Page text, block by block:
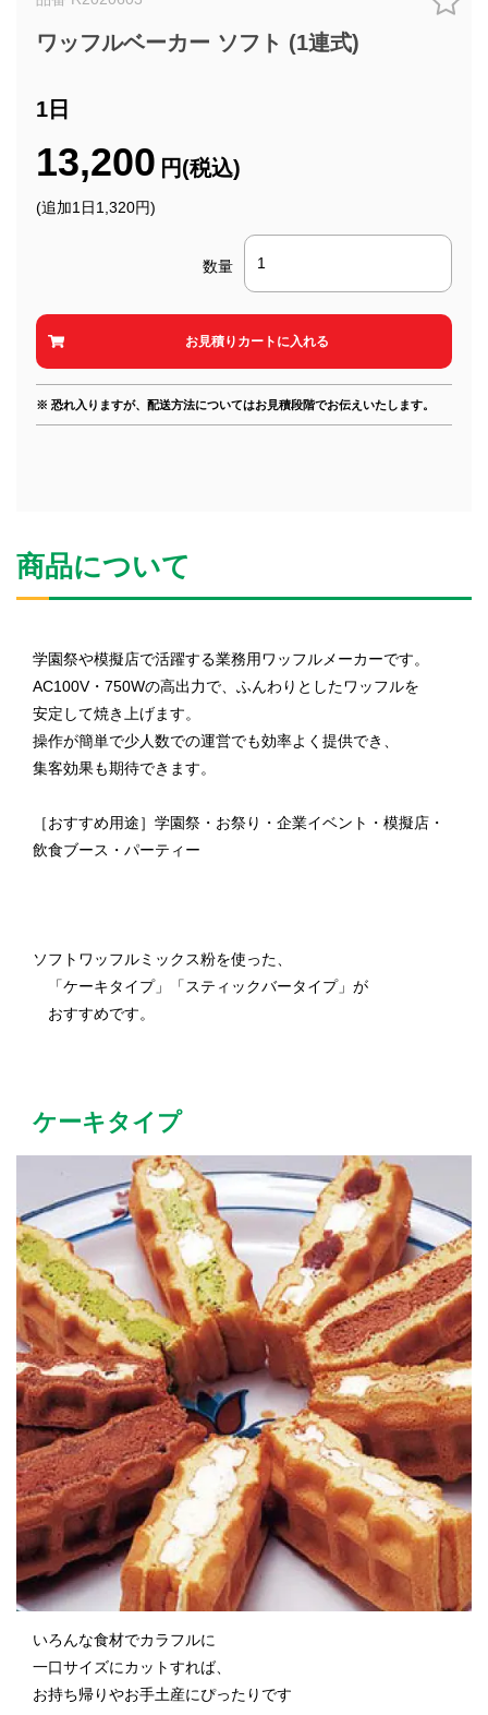
ワッフルベーカー ソフト (1連式)
1日
13,200 円(税込)
(追加1日1,320円)
数量
※ 恐れ入りますが、配送方法についてはお見積段階でお伝えいたします。
商品について
学園祭や模擬店で活躍する業務用ワッフルメーカーです。
AC100V・750Wの高出力で、ふんわりとしたワッフルを
安定して焼き上げます。
操作が簡単で少人数での運営でも効率よく提供でき、
集客効果も期待できます。
［おすすめ用途］学園祭・お祭り・企業イベント・模擬店・
飲食ブース・パーティー
ソフトワッフルミックス粉を使った、
「ケーキタイプ」「スティックバータイプ」が
おすすめです。
ケーキタイプ
いろんな食材でカラフルに
一口サイズにカットすれば、
お持ち帰りやお手土産にぴったりです